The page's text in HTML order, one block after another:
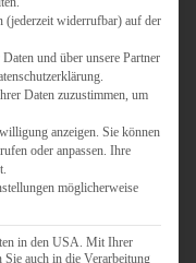
SANDWICHES
TISCH
& FISCH
BARBECUE
BACKEN
(jederzeit widerrufbar) auf der
und über unsere Partner
Daten zuzustimmen, um
anzeigen. Sie können
oder anpassen. Ihre
möglicherweise
in den USA. Mit Ihrer
auch in die Verarbeitung